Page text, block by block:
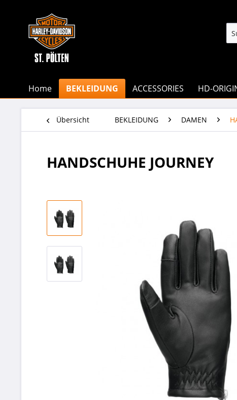
Home BEKLEIDUNG ACCESSORIES HD-
Übersicht BEKLEIDUNG DAMEN
HANDSCHUHE JOURNEY